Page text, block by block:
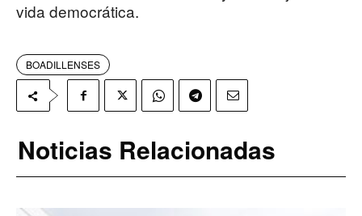
vida democrática.
BOADILLENSES
Noticias Relacionadas